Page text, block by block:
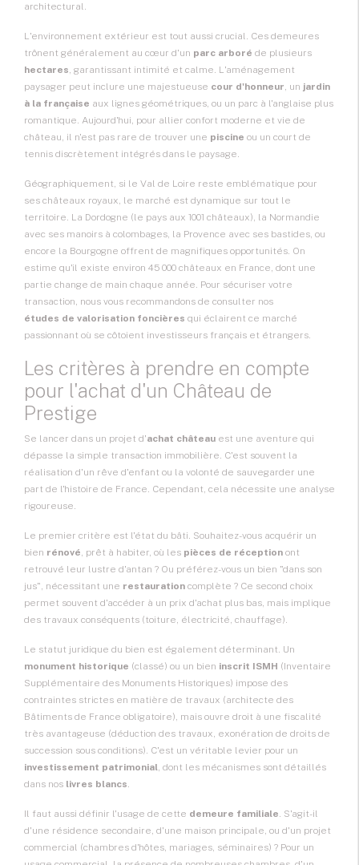
architectural.
L'environnement extérieur est tout aussi crucial. Ces demeures
trônent généralement au cœur d'un parc arboré de plusieurs
hectares, garantissant intimité et calme. L'aménagement
paysager peut inclure une majestueuse cour d'honneur, un jardin
à la française aux lignes géométriques, ou un parc à l'anglaise plus
romantique. Aujourd'hui, pour allier confort moderne et vie de
château, il n'est pas rare de trouver une piscine ou un court de
tennis discrètement intégrés dans le paysage.
Géographiquement, si le Val de Loire reste emblématique pour
ses châteaux royaux, le marché est dynamique sur tout le
territoire. La Dordogne (le pays aux 1001 châteaux), la Normandie
avec ses manoirs à colombages, la Provence avec ses bastides, ou
encore la Bourgogne offrent de magnifiques opportunités. On
estime qu'il existe environ 45 000 châteaux en France, dont une
partie change de main chaque année. Pour sécuriser votre
transaction, nous vous recommandons de consulter nos
études de valorisation foncières qui éclairent ce marché
passionnant où se côtoient investisseurs français et étrangers.
Les critères à prendre en compte
pour l'achat d'un Château de
Prestige
Se lancer dans un projet d'achat château est une aventure qui
dépasse la simple transaction immobilière. C'est souvent la
réalisation d'un rêve d'enfant ou la volonté de sauvegarder une
part de l'histoire de France. Cependant, cela nécessite une analyse
rigoureuse.
Le premier critère est l'état du bâti. Souhaitez-vous acquérir un
bien rénové, prêt à habiter, où les pièces de réception ont
retrouvé leur lustre d'antan ? Ou préférez-vous un bien "dans son
jus", nécessitant une restauration complète ? Ce second choix
permet souvent d'accéder à un prix d'achat plus bas, mais implique
des travaux conséquents (toiture, électricité, chauffage).
Le statut juridique du bien est également déterminant. Un
monument historique (classé) ou un bien inscrit ISMH (Inventaire
Supplémentaire des Monuments Historiques) impose des
contraintes strictes en matière de travaux (architecte des
Bâtiments de France obligatoire), mais ouvre droit à une fiscalité
très avantageuse (déduction des travaux, exonération de droits de
succession sous conditions). C'est un véritable levier pour un
investissement patrimonial, dont les mécanismes sont détaillés
dans nos livres blancs.
Il faut aussi définir l'usage de cette demeure familiale. S'agit-il
d'une résidence secondaire, d'une maison principale, ou d'un projet
commercial (chambres d'hôtes, mariages, séminaires) ? Pour un